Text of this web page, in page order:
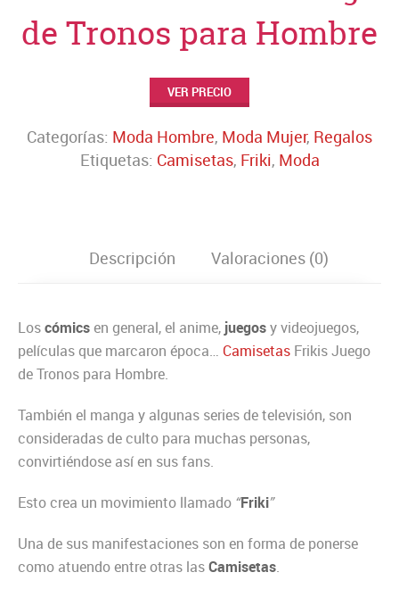
de Tronos para Hombre
VER PRECIO
Categorías: Moda Hombre, Moda Mujer, Regalos
Etiquetas: Camisetas, Friki, Moda
Descripción Valoraciones (0)
Loscómicsen general, el anime, juegosy videojuegos,
películas que marcaron época… Camisetas Frikis Juego
de Tronos para Hombre.
También el manga y algunas series de televisión, son
consideradas de culto para muchas personas,
convirtiéndose así en sus fans.
Esto crea un movimiento llamado “Friki”
Una de sus manifestaciones son en forma de ponerse
como atuendo entre otras lasCamisetas.